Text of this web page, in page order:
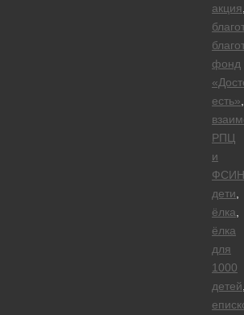
акция
фонд
есть»
РПЦ
и
ФСИН
дети
ёлка
ёлка
для
1000
детей